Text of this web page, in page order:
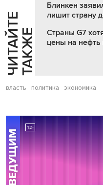
Ч
И
Т
АЙ
Т
Е
Т
А
К
ЖЕ
Блинкен
лишит страну
Страны G7
цены на
власть политика экономика